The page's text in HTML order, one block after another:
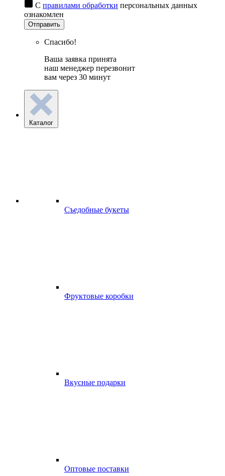
С правилами обработки персональных данных
ознакомлен
Отправить
Спасибо!
Ваша заявка принята
наш менеджер перезвонит
вам через 30 минут
Каталог
Съедобные букеты
Фруктовые коробки
Вкусные подарки
Оптовые поставки